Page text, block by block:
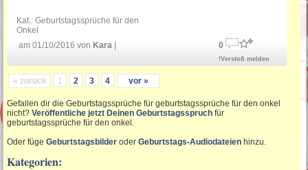
Kat.:Geburtstagssprüche für den
Onkel
am 01/10/2016 von Kara 0
!Verstoß melden
« zurück 1 2 3 4 vor »
Gefallen dir die Geburtstagssprüche für geburtstagssprüche für den onkel
nicht?Veröffentliche jetzt Deinen Geburtstagsspruch für
geburtstagssprüche für den onkel.
Oder fügeGeburtstagsbilder oderGeburtstags-Audiodateien hinzu.
Kategorien: